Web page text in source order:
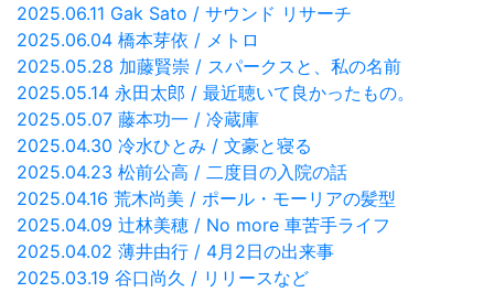
2025.06.11 Gak Sato / サウンド リサーチ
2025.06.04 橋本芽依 / メトロ
2025.05.28 加藤賢崇 / スパークスと、私の名前
2025.05.14 永田太郎 / 最近聴いて良かったもの。
2025.05.07 藤本功一 / 冷蔵庫
2025.04.30 冷水ひとみ / 文豪と寝る
2025.04.23 松前公高 / 二度目の入院の話
2025.04.16 荒木尚美 / ポール・モーリアの髪型
2025.04.09 辻林美穂 / No more 車苦手ライフ
2025.04.02 薄井由行 / 4月2日の出来事
2025.03.19 谷口尚久 / リリースなど